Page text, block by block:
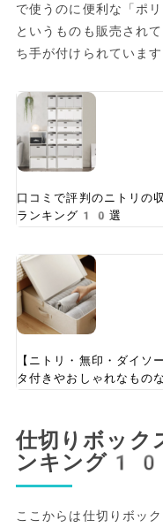
で使うのに便利な「ポ
というものも販売され
ち手が付けられています
口コミで評判のニトリの
ランキング10選
【ニトリ・無印・ダイ
タ付きやおしゃれなもの
仕切りボック
ンキング10
ここからは仕切りボッ